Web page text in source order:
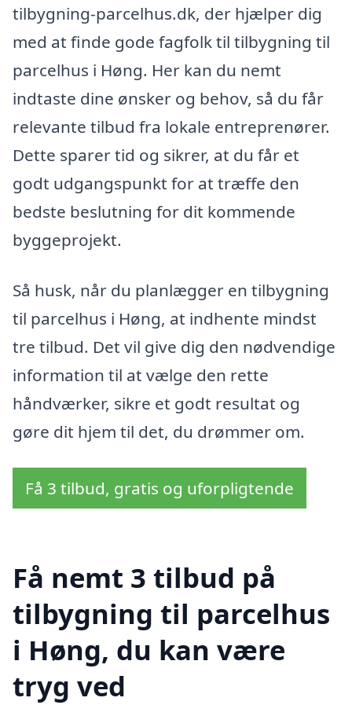
tilbygning-parcelhus.dk, der hjælper dig
med at finde gode fagfolk til tilbygning til
parcelhus i Høng. Her kan du nemt
indtaste dine ønsker og behov, så du får
relevante tilbud fra lokale entreprenører.
Dette sparer tid og sikrer, at du får et
godt udgangspunkt for at træffe den
bedste beslutning for dit kommende
byggeprojekt.
Så husk, når du planlægger en tilbygning
til parcelhus i Høng, at indhente mindst
tre tilbud. Det vil give dig den nødvendige
information til at vælge den rette
håndværker, sikre et godt resultat og
gøre dit hjem til det, du drømmer om.
Få 3 tilbud, gratis og uforpligtende
Få nemt 3 tilbud på
tilbygning til parcelhus
i Høng, du kan være
tryg ved